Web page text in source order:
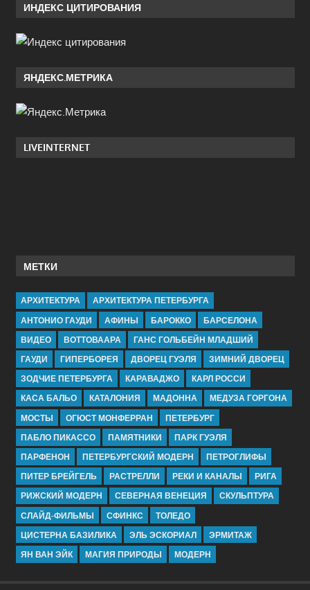
ИНДЕКС ЦИТИРОВАНИЯ
ЯНДЕКС.МЕТРИКА
LIVEINTERNET
МЕТКИ
АРХИТЕКТУРА
АРХИТЕКТУРА ПЕТЕРБУРГА
АНТОНИО ГАУДИ
АФИНЫ БАРОККО
БАРСЕЛОНА
ВИДЕО
ВОТТОВААРА
ГАНС ГОЛЬБЕЙН МЛАДШИЙ
ГАУДИ
ГИПЕРБОРЕЯ ДВОРЕЦ ГУЭЛЯ
ЗИМНИЙ ДВОРЕЦ
ЗОДЧИЕ ПЕТЕРБУРГА
КАРАВАДЖО
КАРЛ РОССИ
КАСА БАЛЬО
КАТАЛОНИЯ МАДОННА
МЕДУЗА ГОРГОНА
МОСТЫ
ОГЮСТ МОНФЕРРАН
ПЕТЕРБУРГ
ПАБЛО ПИКАССО
ПАМЯТНИКИ
ПАРК ГУЭЛЯ
ПАРФЕНОН
ПЕТЕРБУРГСКИЙ МОДЕРН
ПЕТРОГЛИФЫ
ПИТЕР БРЕЙГЕЛЬ
РАСТРЕЛЛИ РЕКИ И КАНАЛЫ
РИГА
РИЖСКИЙ МОДЕРН
СЕВЕРНАЯ ВЕНЕЦИЯ
СКУЛЬПТУРА
СЛАЙД-ФИЛЬМЫ
СФИНКС
ТОЛЕДО
ЦИСТЕРНА БАЗИЛИКА
ЭЛЬ ЭСКОРИАЛ
ЭРМИТАЖ
ЯН ВАН ЭЙК
МАГИЯ ПРИРОДЫ МОДЕРН